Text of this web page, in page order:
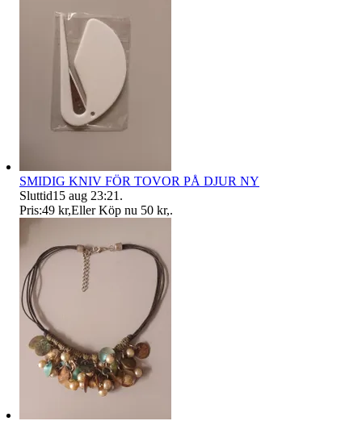
SMIDIG KNIV FÖR TOVOR PÅ DJUR NY
Sluttid15 aug 23:21 .
Pris:49 kr,Eller Köp nu 50 kr,.